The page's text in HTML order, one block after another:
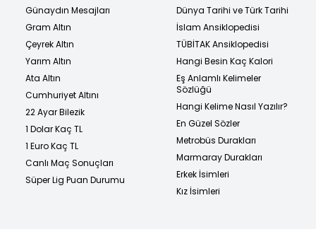
Günaydın Mesajları
Gram Altın
Çeyrek Altın
Yarım Altın
Ata Altın
Cumhuriyet Altını
22 Ayar Bilezik
1 Dolar Kaç TL
1 Euro Kaç TL
Canlı Maç Sonuçları
Süper Lig Puan Durumu
Dünya Tarihi ve Türk Tarihi
İslam Ansiklopedisi
TÜBİTAK Ansiklopedisi
Hangi Besin Kaç Kalori
Eş Anlamlı Kelimeler
Sözlüğü
Hangi Kelime Nasıl Yazılır?
En Güzel Sözler
Metrobüs Durakları
Marmaray Durakları
Erkek İsimleri
Kız İsimleri